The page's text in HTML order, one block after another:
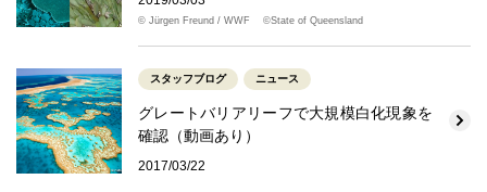
© Jürgen Freund / WWF ©State of Queensland
スタッフブログ ニュース
グレートバリアリーフで大規模白化現象を
確認（動画あり）
2017/03/22